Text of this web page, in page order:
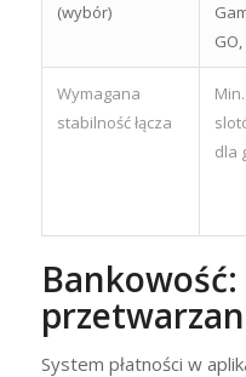
(wybór)
Wymagana
stabilność łącza
dla
System płatności w